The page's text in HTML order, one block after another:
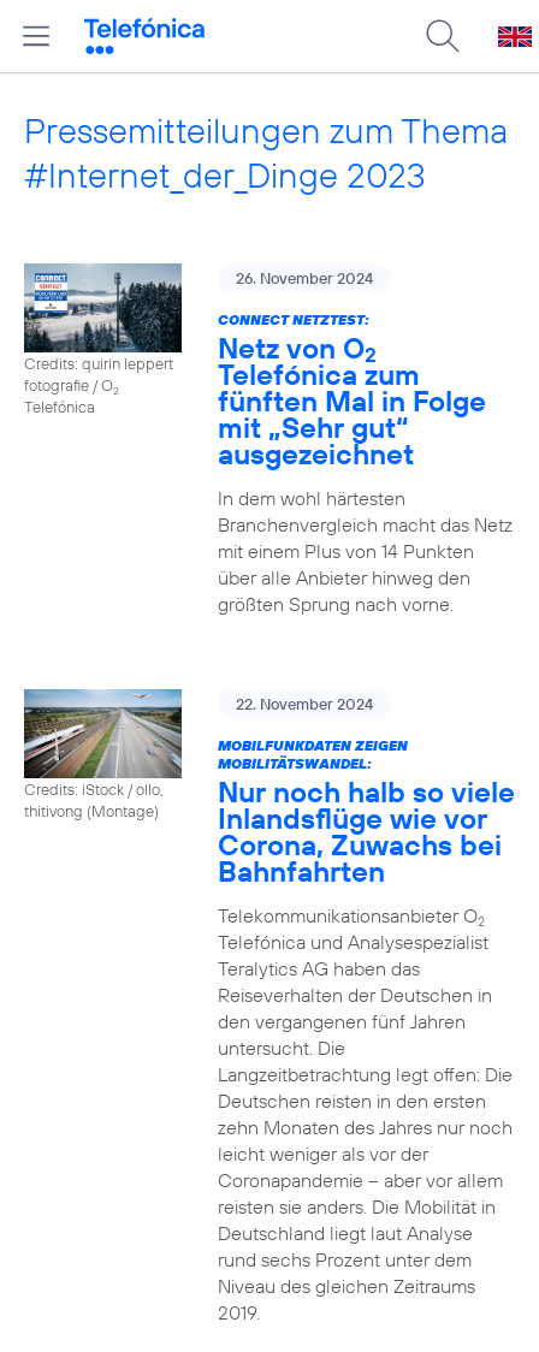
Pressemitteilungen zum Thema
#Internet_der_Dinge 2023
Credits: quirin leppert
fotografie / O2
Telefónica
26. November 2024
CONNECT NETZTEST:
Netz von O2
Telefónica zum
fünften Mal in Folge
mit „Sehr gut“
ausgezeichnet
In dem wohl härtesten
Branchenvergleich macht das Netz
mit einem Plus von 14 Punkten
über alle Anbieter hinweg den
größten Sprung nach vorne.
Credits: iStock / ollo,
thitivong (Montage)
22. November 2024
MOBILFUNKDATEN ZEIGEN
MOBILITÄTSWANDEL:
Nur noch halb so viele
Inlandsflüge wie vor
Corona, Zuwachs bei
Bahnfahrten
Telekommunikationsanbieter O2
Telefónica und Analysespezialist
Teralytics AG haben das
Reiseverhalten der Deutschen in
den vergangenen fünf Jahren
untersucht. Die
Langzeitbetrachtung legt offen: Die
Deutschen reisten in den ersten
zehn Monaten des Jahres nur noch
leicht weniger als vor der
Coronapandemie – aber vor allem
reisten sie anders. Die Mobilität in
Deutschland liegt laut Analyse
rund sechs Prozent unter dem
Niveau des gleichen Zeitraums
2019.